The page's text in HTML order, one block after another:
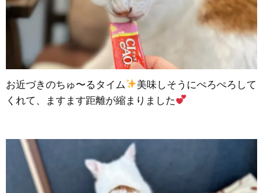
お近づきのちゅ〜るタイム
美味しそうにぺろぺろして
くれて、ますます距離が縮まりました